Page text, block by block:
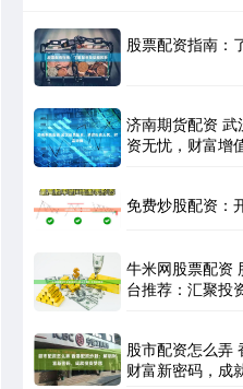
股票配资指南：
济南期货配资
资无忧，财富增
免费炒股配资：
牛米网股票配资
台推荐：汇聚投
股市配资怎么弄
财富新密码，成